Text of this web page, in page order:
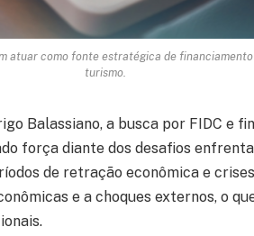
atuar como fonte estratégica de
turismo.
Balassiano, a busca por FIDC e
força diante dos desafios
de retração econômica e
e a choques externos, o